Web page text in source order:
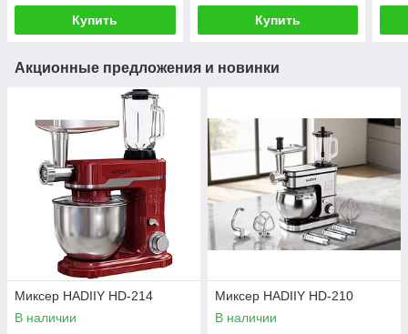
Купить Купить
Акционные предложения и новинки
Миксер HADIIY HD-214
В наличии
Миксер HADIIY HD-210
В наличии